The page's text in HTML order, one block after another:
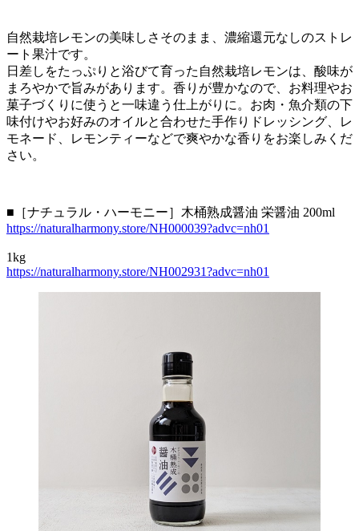
自然栽培レモンの美味しさそのまま、濃縮還元なしのストレ
ート果汁です。
日差しをたっぷりと浴びて育った自然栽培レモンは、酸味が
まろやかで旨みがあります。香りが豊かなので、お料理やお
菓子づくりに使うと一味違う仕上がりに。お肉・魚介類の下
味付けやお好みのオイルと合わせた手作りドレッシング、レ
モネード、レモンティーなどで爽やかな香りをお楽しみくだ
さい。
■［ナチュラル・ハーモニー］木桶熟成醤油 栄醤油 200ml
https://naturalharmony.store/NH000039?advc=nh01
1kg
https://naturalharmony.store/NH002931?advc=nh01